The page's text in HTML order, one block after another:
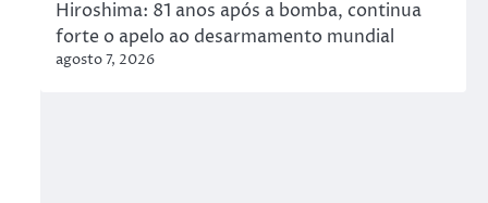
Hiroshima: 81 anos após a bomba, continua
forte o apelo ao desarmamento mundial
agosto 7, 2026